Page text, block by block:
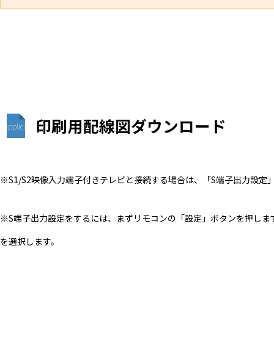
application/pdf印刷用配線図ダウンロード
※S1/S2映像入力端子付きテレビと接続する場合は、「S端子出力設定
※S端子出力設定をするには、まずリモコンの「設定」ボタンを押し
を選択します。